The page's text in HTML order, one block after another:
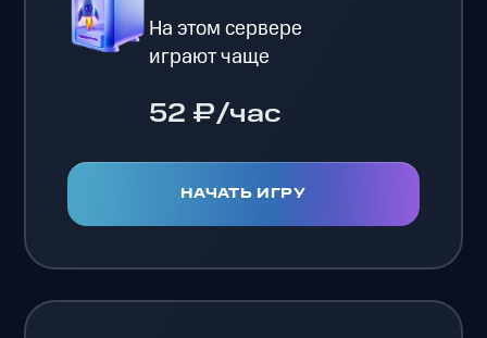
На этом сервере
играют чаще
52 ₽/час
НАЧАТЬ ИГРУ